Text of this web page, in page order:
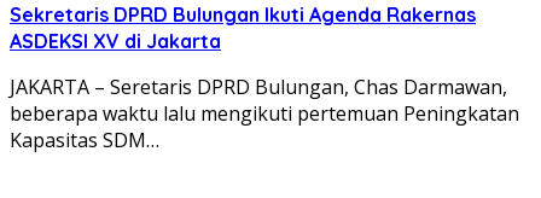
Sekretaris DPRD Bulungan Ikuti Agenda Rakernas
ASDEKSI XV di Jakarta
JAKARTA – Seretaris DPRD Bulungan, Chas Darmawan,
beberapa waktu lalu mengikuti pertemuan Peningkatan
Kapasitas SDM…